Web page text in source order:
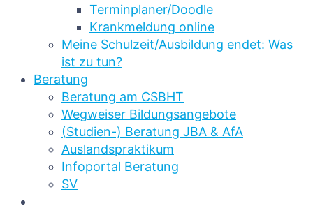
Terminplaner/Doodle
Krankmeldung online
Meine Schulzeit/Ausbildung endet: Was
ist zu tun?
Beratung
Beratung am CSBHT
Wegweiser Bildungsangebote
(Studien-) Beratung JBA & AfA
Auslandspraktikum
Infoportal Beratung
SV